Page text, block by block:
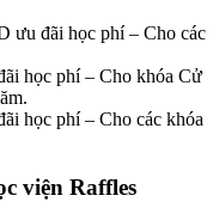
ưu đãi học phí – Cho các
học phí – Cho khóa Cử
học phí – Cho các khóa
viện Raffles